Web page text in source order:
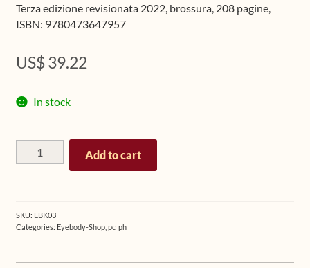
Terza edizione revisionata 2022, brossura, 208 pagine,
ISBN: 9780473647957
US$39.22
In stock
Eyebody
–
integrare
occhi,
Add to cart
SKU: EBK03
Categories: Eyebody-Shop ,pc_ph